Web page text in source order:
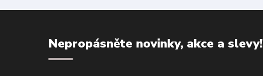
Nepropásněte novinky, akce a slevy!